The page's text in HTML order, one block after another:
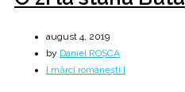
august 4, 2019
by Daniel ROȘCA
[ mărci românești ]